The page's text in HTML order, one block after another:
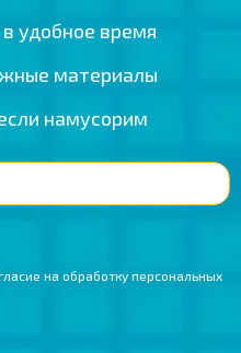
удобное время
материалы
намусорим
на обработку персональных